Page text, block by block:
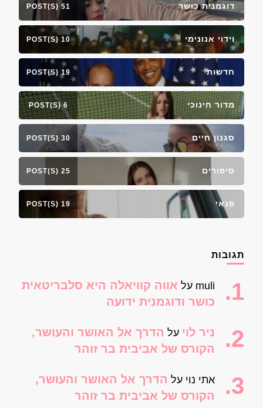
דוגמנית כושר 51 POST(S)
וידוי אנונימי 10 POST(S)
חדשות 19 POST(S)
מדור חינוכי 6 POST(S)
סגנון חיים 30 POST(S)
סיפורים 25 POST(S)
פנאי 19 POST(S)
תגובות
muli על אווה קוויאלה היא סלבריטאית
כושר ודוגמנית ידועה
ניר לוי על הדרך אל האושר והעושר,
הקורס של אביבית בר זוהר
אתי נוי על הדרך אל האושר והעושר,
הקורס של אביבית בר זוהר